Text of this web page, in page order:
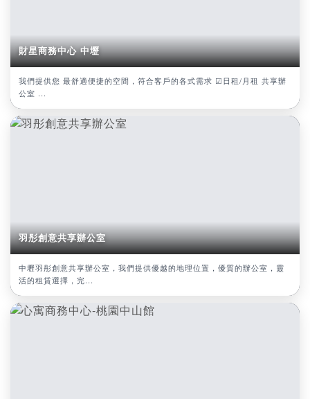
財星商務中心 中壢
我們提供您 最舒適便捷的空間，符合客戶的各式需求 ☑日租/月租 共享辦
公室 ...
羽彤創意共享辦公室
中壢羽彤創意共享辦公室，我們提供優越的地理位置，優質的辦公室，靈
活的租賃選擇，完...